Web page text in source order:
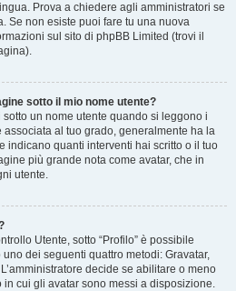
Prova a chiedere agli amministratori se
Se non esiste puoi fare tu una nuova
sul sito di phpBB Limited (trovi il
sotto il mio nome utente?
un nome utente quando si leggono i
associata al tuo grado, generalmente ha la
indicano quanti interventi hai scritto o il tuo
più grande nota come avatar, che in
utente.
Utente, sotto “Profilo” è possibile
dei seguenti quattro metodi: Gravatar,
decide se abilitare o meno
cui gli avatar sono messi a disposizione.